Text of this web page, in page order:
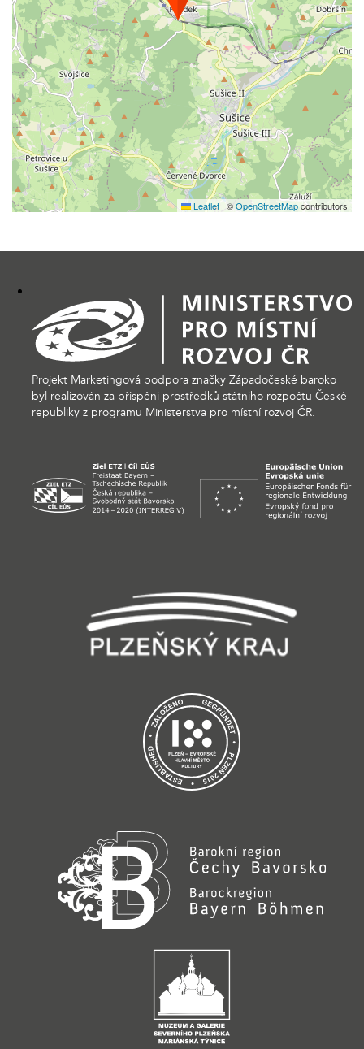
Leaflet | ©OpenStreetMapcontributors
Projekt Marketingová podpora značky Západočeské baroko
byl realizován za přispění prostředků státního rozpočtu České
republiky z programu Ministerstva pro místní rozvoj ČR.